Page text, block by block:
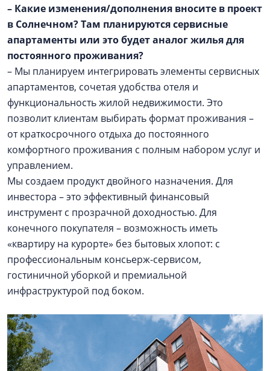
– Какие изменения/дополнения вносите в проект
в Солнечном? Там планируются сервисные
апартаменты или это будет аналог жилья для
постоянного проживания?
– Мы планируем интегрировать элементы сервисных
апартаментов, сочетая удобства отеля и
функциональность жилой недвижимости. Это
позволит клиентам выбирать формат проживания –
от краткосрочного отдыха до постоянного
комфортного проживания с полным набором услуг и
управлением.
Мы создаем продукт двойного назначения. Для
инвестора – это эффективный финансовый
инструмент с прозрачной доходностью. Для
конечного покупателя – возможность иметь
«квартиру на курорте» без бытовых хлопот: с
профессиональным консьерж-сервисом,
гостиничной уборкой и премиальной
инфраструктурой под боком.